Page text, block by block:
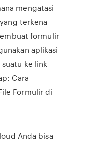
mengatasi
terkena
formulir
aplikasi
ke link
Cara
Formulir di
Anda bisa